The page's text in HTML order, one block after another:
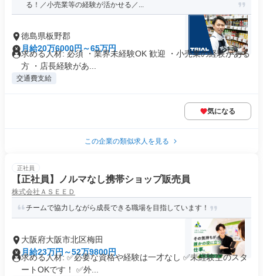
る！／小売業等の経験が活かせる／...
徳島県板野郡
月給20万6000円～65万円
求める人材: 必須 ・業界未経験OK 歓迎 ・小売業の経験がある
方 ・店長経験があ...
交通費支給
気になる
この企業の類似求人を見る
正社員
【正社員】ノルマなし携帯ショップ販売員
株式会社ＡＳＥＥＤ
チームで協力しながら成長できる職場を目指しています！
大阪府大阪市北区梅田
月給23万円～52万9800円
求める人材: ✅必要な資格や経験は一才なし ✅未経験空のスタ
ートOKです！ ✅外...